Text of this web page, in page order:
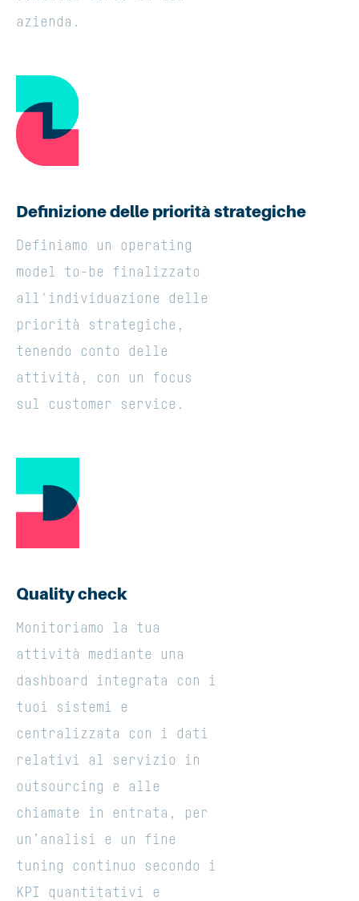
azienda.
Definizione delle priorità strategiche
Definiamo un operating
model to-be finalizzato
all'individuazione delle
priorità strategiche,
tenendo conto delle
attività, con un focus
sul customer service.
Quality check
Monitoriamo la tua
attività mediante una
dashboard integrata con i
tuoi sistemi e
centralizzata con i dati
relativi al servizio in
outsourcing e alle
chiamate in entrata, per
un’analisi e un fine
tuning continuo secondo i
KPI quantitativi e